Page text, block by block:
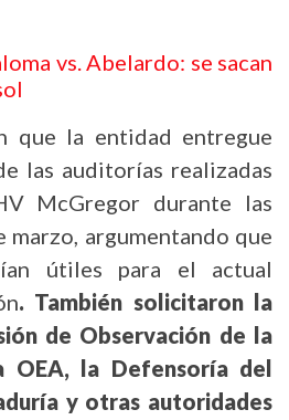
vs. Abelardo: se sacan
que la entidad entregue
las auditorías realizadas
McGregor durante las
marzo, argumentando que
útiles para el actual
. También solicitaron la
de Observación de la
OEA, la Defensoría del
y otras autoridades